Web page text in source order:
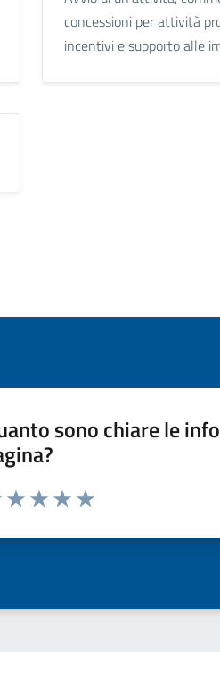
concessioni per attività
incentivi e supporto alle
sono chiare le
da 1 a 5 stelle la pagina